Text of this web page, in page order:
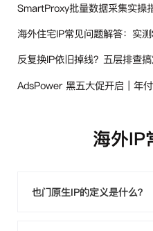
SmartProxy批量数据采集实操
海外IP
也门原生IP的定义是什么？